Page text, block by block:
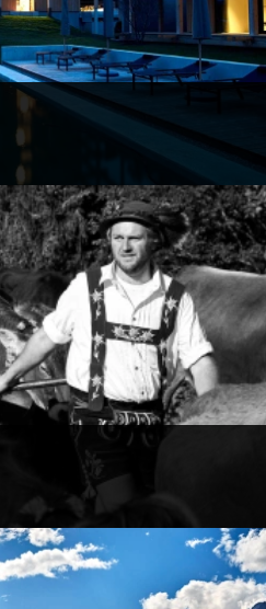
außergewöhnliches
Ruhe und
Fotostrecke